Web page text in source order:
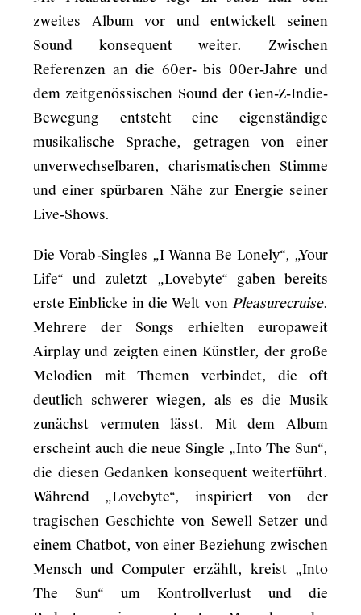
zweites Album vor und entwickelt seinen
Sound konsequent weiter. Zwischen
Referenzen an die 60er- bis 00er-Jahre und
dem zeitgenössischen Sound der Gen-Z-Indie-
Bewegung entsteht eine eigenständige
musikalische Sprache, getragen von einer
unverwechselbaren, charismatischen Stimme
und einer spürbaren Nähe zur Energie seiner
Live-Shows.
Die Vorab-Singles „I Wanna Be Lonely“, „Your
Life“ und zuletzt „Lovebyte“ gaben bereits
erste Einblicke in die Welt von Pleasurecruise.
Mehrere der Songs erhielten europaweit
Airplay und zeigten einen Künstler, der große
Melodien mit Themen verbindet, die oft
deutlich schwerer wiegen, als es die Musik
zunächst vermuten lässt. Mit dem Album
erscheint auch die neue Single „Into The Sun“,
die diesen Gedanken konsequent weiterführt.
Während „Lovebyte“, inspiriert von der
tragischen Geschichte von Sewell Setzer und
einem Chatbot, von einer Beziehung zwischen
Mensch und Computer erzählt, kreist „Into
The Sun“ um Kontrollverlust und die